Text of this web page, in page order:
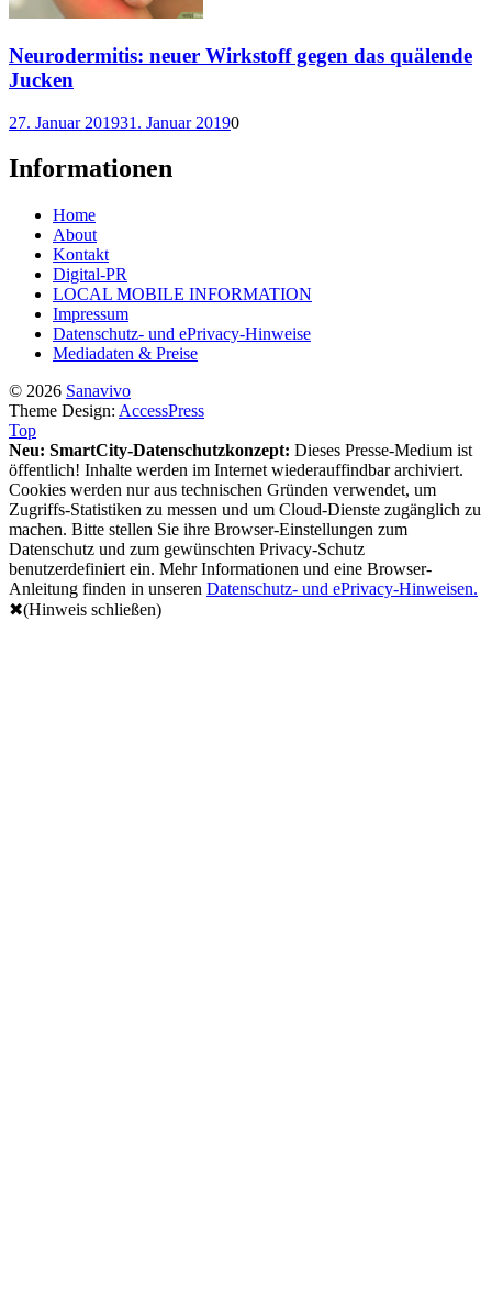
Neurodermitis: neuer Wirkstoff gegen das quälende
Jucken
27. Januar 201931. Januar 20190
Informationen
Home
About
Kontakt
Digital-PR
LOCAL MOBILE INFORMATION
Impressum
Datenschutz- und ePrivacy-Hinweise
Mediadaten & Preise
© 2026 Sanavivo
Theme Design: AccessPress
Top
Neu: SmartCity-Datenschutzkonzept: Dieses Presse-Medium ist
öffentlich! Inhalte werden im Internet wiederauffindbar archiviert.
Cookies werden nur aus technischen Gründen verwendet, um
Zugriffs-Statistiken zu messen und um Cloud-Dienste zugänglich zu
machen. Bitte stellen Sie ihre Browser-Einstellungen zum
Datenschutz und zum gewünschten Privacy-Schutz
benutzerdefiniert ein. Mehr Informationen und eine Browser-
Anleitung finden in unseren Datenschutz- und ePrivacy-Hinweisen.
✖(Hinweis schließen)